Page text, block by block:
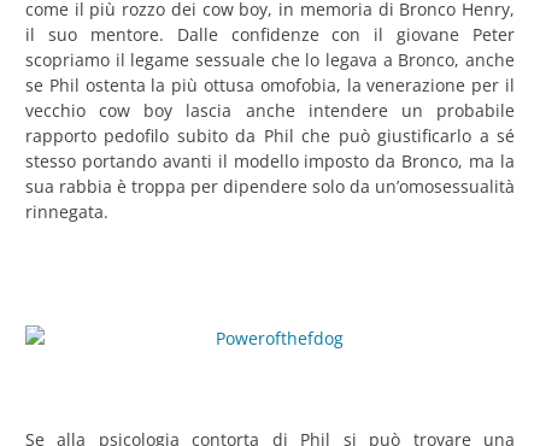
come il più rozzo dei cow boy, in memoria di Bronco Henry,
il suo mentore. Dalle confidenze con il giovane Peter
scopriamo il legame sessuale che lo legava a Bronco, anche
se Phil ostenta la più ottusa omofobia, la venerazione per il
vecchio cow boy lascia anche intendere un probabile
rapporto pedofilo subito da Phil che può giustificarlo a sé
stesso portando avanti il modello imposto da Bronco, ma la
sua rabbia è troppa per dipendere solo da un’omosessualità
rinnegata.
Se alla psicologia contorta di Phil si può trovare una